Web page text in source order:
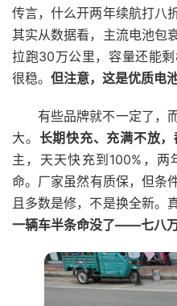
传言，什么开两年续航打八
其实从数据看，主流电池包
拉跑30万公里，容量还能
很稳。 但注意，这是优质电
有些品牌就不一定了，
大。 长期快充、充满不放
主，天天快充到100%，
命。厂家虽然有质保，但条
且多数是修，不是换全新。
一辆车半条命没了——七八万